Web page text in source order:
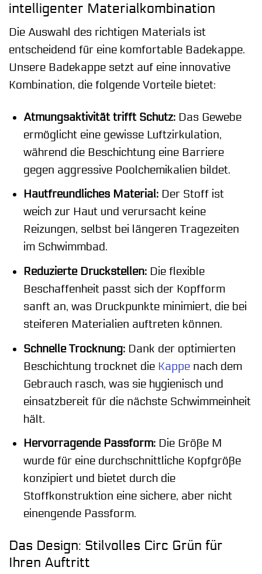
intelligenter Materialkombination
Die Auswahl des richtigen Materials ist
entscheidend für eine komfortable Badekappe.
Unsere Badekappe setzt auf eine innovative
Kombination, die folgende Vorteile bietet:
Atmungsaktivität trifft Schutz:Das Gewebe
ermöglicht eine gewisse Luftzirkulation,
während die Beschichtung eine Barriere
gegen aggressive Poolchemikalien bildet.
Hautfreundliches Material:Der Stoff ist
weich zur Haut und verursacht keine
Reizungen, selbst bei längeren Tragezeiten
im Schwimmbad.
Reduzierte Druckstellen:Die flexible
Beschaffenheit passt sich der Kopfform
sanft an, was Druckpunkte minimiert, die bei
steiferen Materialien auftreten können.
Schnelle Trocknung:Dank der optimierten
Beschichtung trocknet die Kappenach dem
Gebrauch rasch, was sie hygienisch und
einsatzbereit für die nächste Schwimmeinheit
hält.
Hervorragende Passform:Die Größe M
wurde für eine durchschnittliche Kopfgröße
konzipiert und bietet durch die
Stoffkonstruktion eine sichere, aber nicht
einengende Passform.
Das Design: Stilvolles Circ Grün für
Ihren Auftritt